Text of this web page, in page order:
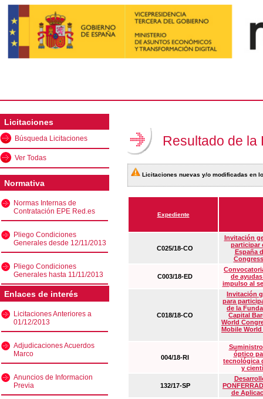
Licitaciones
Búsqueda Licitaciones
Ver Todas
Normativa
Normas Internas de
Contratación EPE Red.es
Pliego Condiciones
Generales desde 12/11/2013
Pliego Condiciones
Generales hasta 11/11/2013
Enlaces de interés
Licitaciones Anteriores a
01/12/2013
Adjudicaciones Acuerdos
Marco
Anuncios de Informacion
Previa
Resultado de la
Licitaciones nuevas y/o modificadas en
Expediente
C025/18-CO
Invitación
participar
España
C003/18-ED
de
impulso al
C018/18-CO
Invitación
para
de la
Capital
World
Mobile
004/18-RI
óptico
tecnológica
y
132/17-SP
de